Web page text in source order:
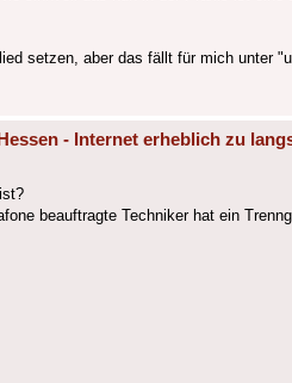
setzen, aber das fällt für mich unter
- Internet erheblich zu
beauftragte Techniker hat ein